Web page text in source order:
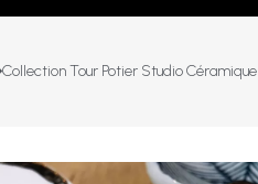
Collection Tour Potier Studio Céramique